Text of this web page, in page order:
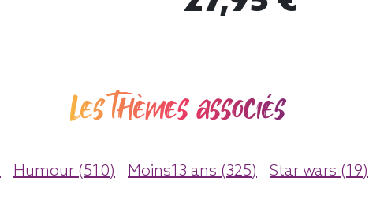
Les thèmes associés
Humour (510) Moins13 ans (325) Star wars (19)